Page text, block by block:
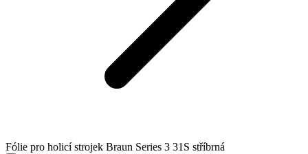
Fólie pro holicí strojek Braun Series 3 31S stříbrná